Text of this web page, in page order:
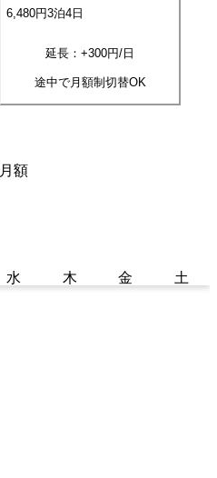
6,480円3泊4日
延長：+300円/日
途中で月額制切替OK
月額
水 木 金 土